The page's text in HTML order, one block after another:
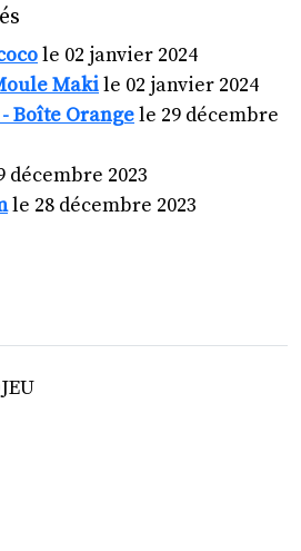
le 02 janvier 2024
Makile 02 janvier 2024
Boîte Orangele 29 décembre
décembre 2023
le 28 décembre 2023